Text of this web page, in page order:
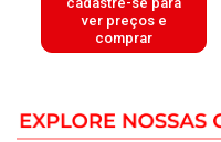
ver preços e
comprar